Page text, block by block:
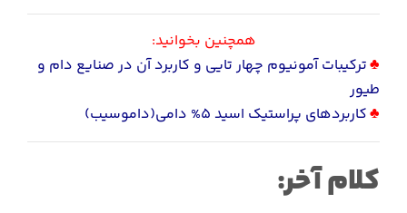
همچنین بخوانید:
♣ترکیبات آمونیوم چهار تایی و کاربرد آن در صنایع دام و
طیور
♣کاربردهای پراستیک اسید 5% دامی(داموسیب)
کلام آخر: